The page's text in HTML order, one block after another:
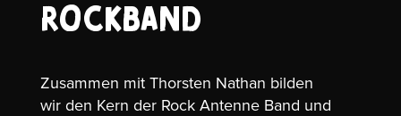
Rockband
Zusammen mit Thorsten Nathan bilden
wir den Kern der Rock Antenne Band und